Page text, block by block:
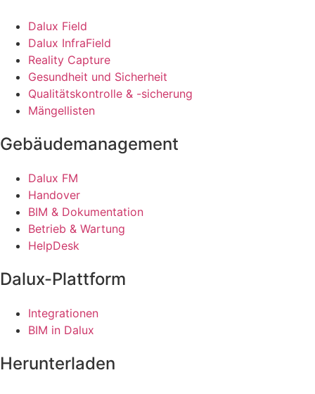
Dalux Field
Dalux InfraField
Reality Capture
Gesundheit und Sicherheit
Qualitätskontrolle & -sicherung
Mängellisten
Gebäudemanagement
Dalux FM
Handover
BIM & Dokumentation
Betrieb & Wartung
HelpDesk
Dalux-Plattform
Integrationen
BIM in Dalux
Herunterladen